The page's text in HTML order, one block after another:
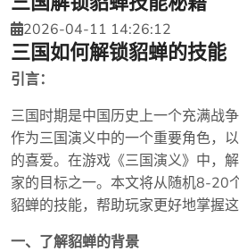
2026-04-11 14:26:12
三国如何解锁貂蝉的技能
引言：
三国时期是中国历史上一个充满战
作为三国演义中的一个重要角色，
的喜爱。在游戏《三国演义》中，
家的目标之一。本文将从随机8-20
貂蝉的技能，帮助玩家更好地掌握这
一、了解貂蝉的背景